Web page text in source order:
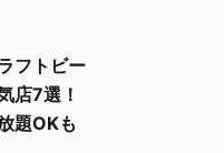
フトビー
店7選！
題OKも